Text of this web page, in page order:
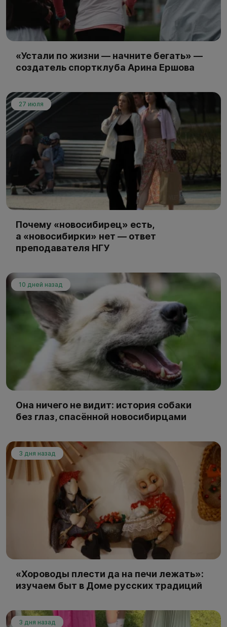
«Устали по жизни — начните бегать» —
создатель спортклуба Арина Ершова
27 июля
Почему «новосибирец» есть,
а «новосибирки» нет — ответ
преподавателя НГУ
10 дней назад
Она ничего не видит: история собаки
без глаз, спасённой новосибирцами
3 дня назад
«Хороводы плести да на печи лежать»:
изучаем быт в Доме русских традиций
3 дня назад